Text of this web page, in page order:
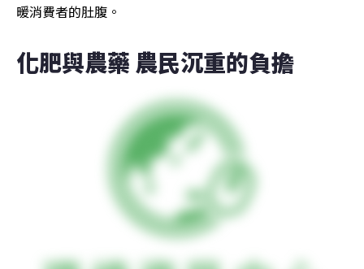
暖消費者的肚腹。
化肥與農藥 農民沉重的負擔